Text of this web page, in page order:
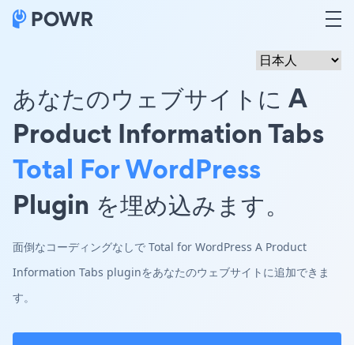
あなたのウェブサイトに A
Product Information Tabs
Total For WordPress
Plugin を埋め込みます。
面倒なコーディングなしで Total for WordPress A Product
Information Tabs pluginをあなたのウェブサイトに追加できま
す。